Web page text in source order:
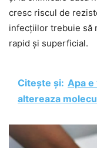
cresc riscul de
infecțiilor trebuie să
rapid și superficial.
Citește și: Apa
altereaza